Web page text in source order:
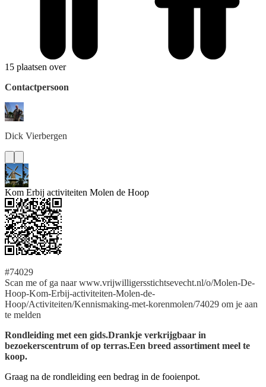
15 plaatsen over
Contactpersoon
Dick Vierbergen
Kom Erbij activiteiten Molen de Hoop
#74029
Scan me of ga naar www.vrijwilligersstichtsevecht.nl/o/Molen-De-
Hoop-Kom-Erbij-activiteiten-Molen-de-
Hoop/Activiteiten/Kennismaking-met-korenmolen/74029 om je aan
te melden
Rondleiding met een gids.Drankje verkrijgbaar in
bezoekerscentrum of op terras.Een breed assortiment meel te
koop.
Graag na de rondleiding een bedrag in de fooienpot.